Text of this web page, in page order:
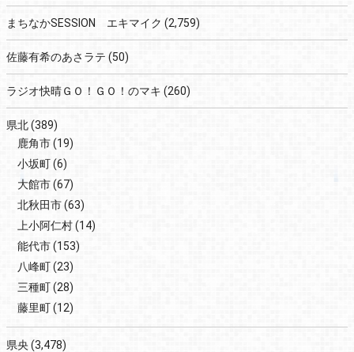
まちなかSESSION エキマイク (2,759)
佐藤有希のあさラテ (50)
ラジオ快晴ＧＯ！ＧＯ！のマキ (260)
県北(389)
鹿角市(19)
小坂町(6)
大館市(67)
北秋田市(63)
上小阿仁村(14)
能代市(153)
八峰町(23)
三種町(28)
藤里町(12)
県央 (3,478)